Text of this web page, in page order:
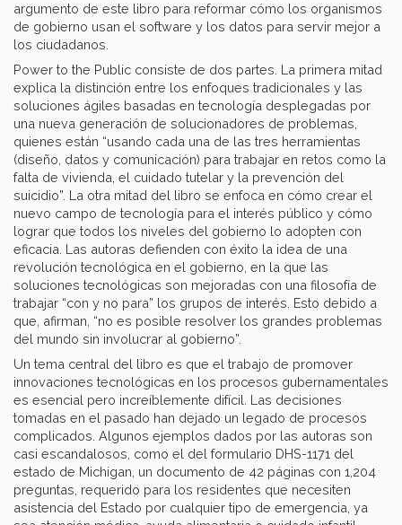
argumento de este libro para reformar cómo los organismos
de gobierno usan el software y los datos para servir mejor a
los ciudadanos.
Power to the Public consiste de dos partes. La primera mitad
explica la distinción entre los enfoques tradicionales y las
soluciones ágiles basadas en tecnología desplegadas por
una nueva generación de solucionadores de problemas,
quienes están “usando cada una de las tres herramientas
(diseño, datos y comunicación) para trabajar en retos como la
falta de vivienda, el cuidado tutelar y la prevención del
suicidio”. La otra mitad del libro se enfoca en cómo crear el
nuevo campo de tecnología para el interés público y cómo
lograr que todos los niveles del gobierno lo adopten con
eficacia. Las autoras defienden con éxito la idea de una
revolución tecnológica en el gobierno, en la que las
soluciones tecnológicas son mejoradas con una filosofía de
trabajar “con y no para” los grupos de interés. Esto debido a
que, afirman, “no es posible resolver los grandes problemas
del mundo sin involucrar al gobierno”.
Un tema central del libro es que el trabajo de promover
innovaciones tecnológicas en los procesos gubernamentales
es esencial pero increíblemente difícil. Las decisiones
tomadas en el pasado han dejado un legado de procesos
complicados. Algunos ejemplos dados por las autoras son
casi escandalosos, como el del formulario DHS-1171 del
estado de Michigan, un documento de 42 páginas con 1,204
preguntas, requerido para los residentes que necesiten
asistencia del Estado por cualquier tipo de emergencia, ya